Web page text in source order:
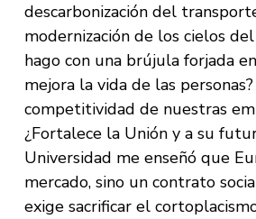
descarbonización del
modernización de los cielos
hago con una brújula forjada
mejora la vida de las
competitividad de nuestras
¿Fortalece la Unión y a su
Universidad me enseñó que
mercado, sino un contrato
exige sacrificar el